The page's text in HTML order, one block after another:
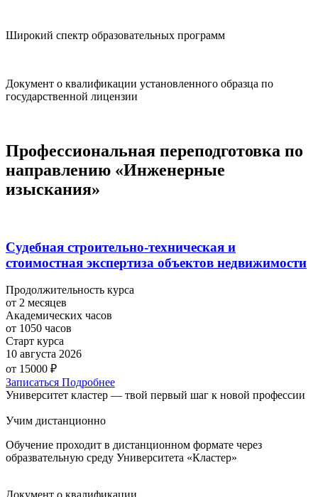
Широкий спектр образовательных программ
Документ о квалификации установленного образца по
государственной лицензии
Профессиональная переподготовка по
направлению «Инженерные
изыскания»
Судебная строительно-техническая и
стоимостная экспертиза объектов недвижимости
Продолжительность курса
от 2 месяцев
Академических часов
от 1050 часов
Старт курса
10 августа 2026
от 15000 ₽
Записаться Подробнее
Университет кластер — твой первый шаг к новой профессии
Учим дистанционно
Обучение проходит в дистанционном формате через
образвательную среду Университета «Кластер»